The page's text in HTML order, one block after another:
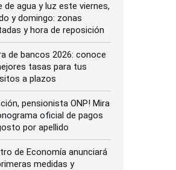
de agua y luz este viernes,
y domingo: zonas
y hora de reposición
de bancos 2026: conoce
tasas para tus
a plazos
pensionista ONP! Mira
oficial de pagos
por apellido
de Economía anunciará
medidas y